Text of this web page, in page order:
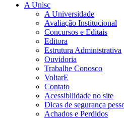
A Unisc
A Universidade
Avaliação Institucional
Concursos e Editais
Editora
Estrutura Administrativa
Ouvidoria
Trabalhe Conosco
VoltarE
Contato
Acessibilidade no site
Dicas de segurança
Achados e Perdidos